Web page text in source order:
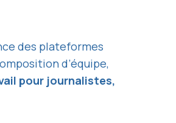
des plateformes
d’équipe,
pour journalistes,